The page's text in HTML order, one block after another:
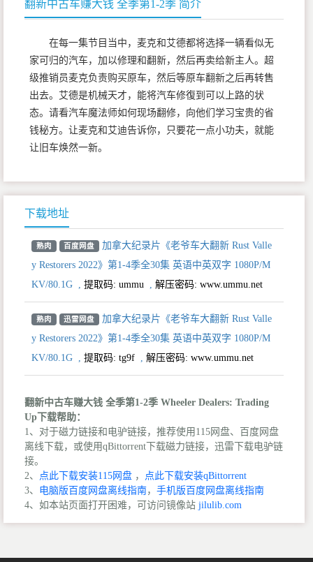
翻新中古车赚大钱 全季第1-2季 简介
在每一集节目当中，麦克和艾德都将选择一辆看似无
家可归的汽车，加以修理和翻新，然后再卖给新主人。超
级推销员麦克负责购买原车，然后等原车翻新之后再转售
出去。艾德是机械天才，能将汽车修復到可以上路的状
态。请看汽车魔法师如何现场翻修，向他们学习宝贵的省
钱秘方。让麦克和艾迪告诉你，只要花一点小功夫，就能
让旧车焕然一新。
下载地址
熟肉 百度网盘
加拿大纪录片《老爷车大翻新 Rust Valle
y Restorers 2022》第1-4季全30集 英语中英双字 1080P/M
KV/80.1G
提取码: ummu 解压密码: www.ummu.net
熟肉 迅雷网盘
加拿大纪录片《老爷车大翻新 Rust Valle
y Restorers 2022》第1-4季全30集 英语中英双字 1080P/M
KV/80.1G
提取码: tg9f 解压密码: www.ummu.net
翻新中古车赚大钱 全季第1-2季 Wheeler Dealers: Trading
Up下载帮助：
1、对于磁力链接和电驴链接，推荐使用115网盘、百度网盘
离线下载，或使用qBittorrent下载磁力链接，迅雷下载电驴链
接。
2、
点此下载安装115网盘 ，
点此下载安装qBittorrent
3、 电脑版百度网盘离线指南， 手机版百度网盘离线指南
4、如本站页面打开困难，可访问镜像站 jilulib.com